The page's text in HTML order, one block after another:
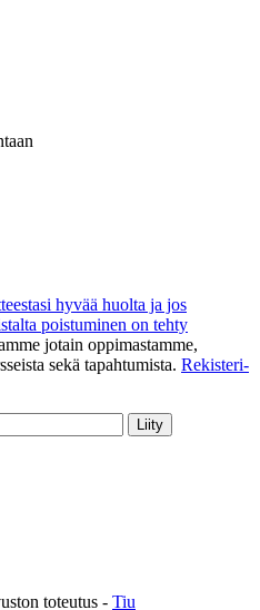
hyvää huolta ja jos
poistuminen on tehty
jotain oppimastamme,
sekä tapahtumista. Rekisteri-
toteutus - Tiu